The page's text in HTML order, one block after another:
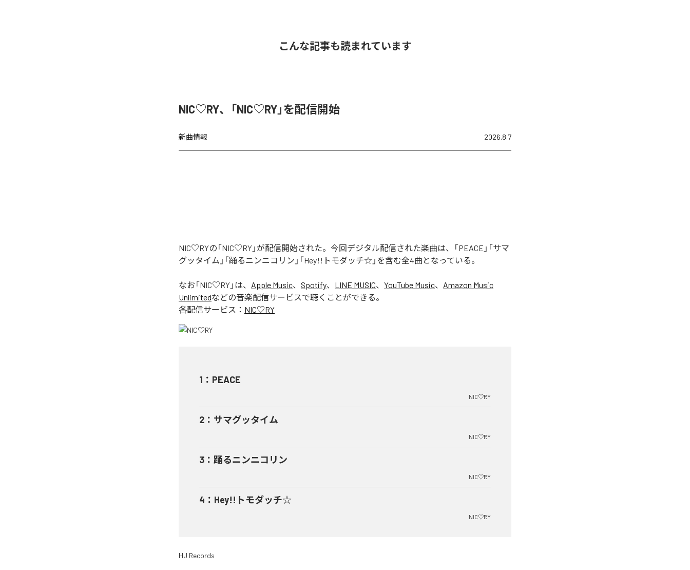
こんな記事も読まれています
NIC♡RY、「NIC♡RY」を配信開始
新曲情報 2026.8.7
NIC♡RYの「NIC♡RY」が配信開始された。今回デジタル配信された楽曲は、「PEACE」「サマ
グッタイム」「踊るニンニコリン」「Hey!!トモダッチ☆」を含む全4曲となっている。
なお「NIC♡RY 」は、 Apple Music、 Spotify、 LINE MUSIC、 YouTube Music、 Amazon Music
Unlimitedなどの音楽配信サービスで聴くことができる。
各配信サービス： NIC♡RY
1 ： PEACE
NIC♡RY
2 ： サマグッタイム
NIC♡RY
3 ： 踊るニンニコリン
NIC♡RY
4 ： Hey!!トモダッチ☆
NIC♡RY
HJ Records